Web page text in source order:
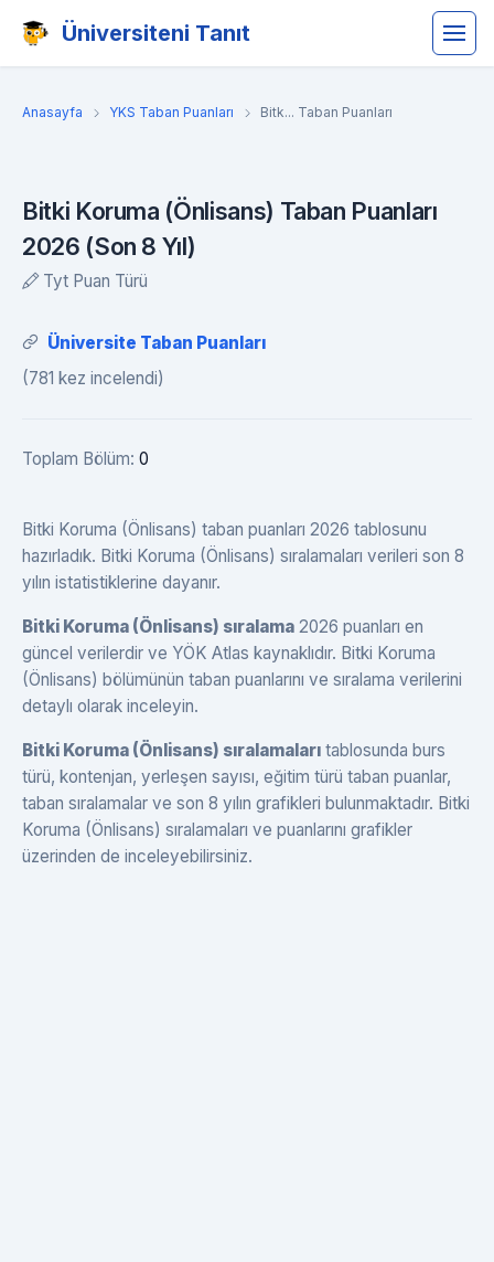
Üniversiteni Tanıt
Anasayfa YKS Taban Puanları Bitk... Taban Puanları
Bitki Koruma (Önlisans) Taban Puanları
2026 (Son 8 Yıl)
Tyt Puan Türü
Üniversite Taban Puanları
(781 kez incelendi)
Toplam Bölüm: 0
Bitki Koruma (Önlisans) taban puanları 2026 tablosunu
hazırladık. Bitki Koruma (Önlisans) sıralamaları verileri son 8
yılın istatistiklerine dayanır.
Bitki Koruma (Önlisans) sıralama 2026 puanları en
güncel verilerdir ve YÖK Atlas kaynaklıdır. Bitki Koruma
(Önlisans) bölümünün taban puanlarını ve sıralama verilerini
detaylı olarak inceleyin.
Bitki Koruma (Önlisans) sıralamaları tablosunda burs
türü, kontenjan, yerleşen sayısı, eğitim türü taban puanlar,
taban sıralamalar ve son 8 yılın grafikleri bulunmaktadır. Bitki
Koruma (Önlisans) sıralamaları ve puanlarını grafikler
üzerinden de inceleyebilirsiniz.